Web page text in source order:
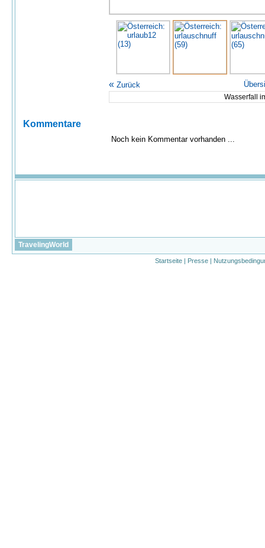
« Zurück
Wasserfall
Kommentare
Noch kein Kommentar vorhanden ...
TravelingWorld
Startseite | Presse |